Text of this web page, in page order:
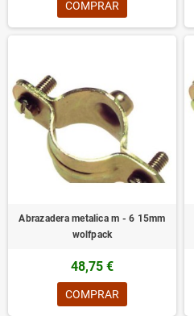
COMPRAR
Abrazadera metalica m - 6 15mm
wolfpack
48,75 €
COMPRAR